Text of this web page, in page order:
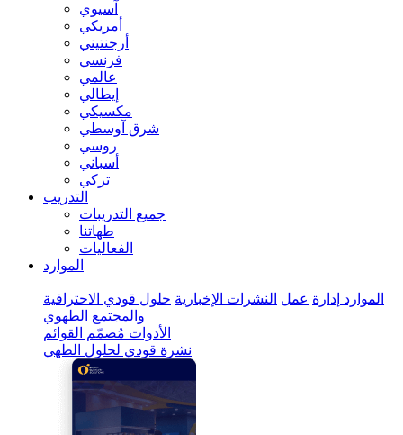
آسيوي
أمريكي
أرجنتيني
فرنسي
عالمي
إيطالي
مكسيكي
شرق آوسطي
روسي
أسباني
تركي
التدريب
جميع التدريبات
طهاتنا
الفعاليات
الموارد
الموارد إدارة عمل النشرات الإخبارية حلول قودي الاحترافية
والمجتمع الطهوي
الأدوات مُصمّم القوائم
نشرة قودي لحلول الطهي